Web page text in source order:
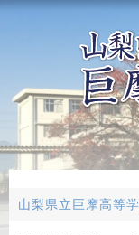
山梨県立巨摩高等